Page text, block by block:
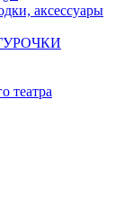
аксессуары
театра